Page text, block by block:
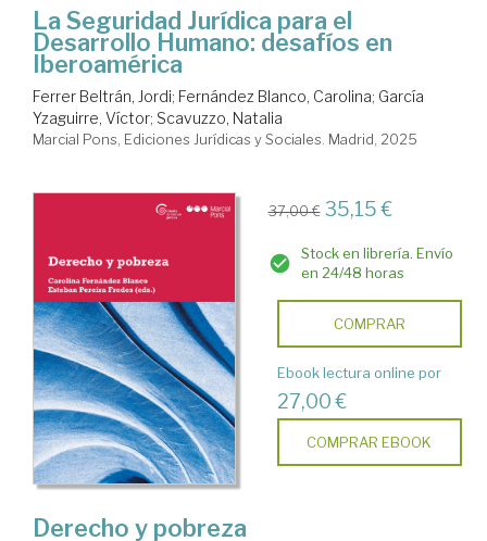
La Seguridad Jurídica para el
Desarrollo Humano: desafíos en
Iberoamérica
Ferrer Beltrán, Jordi; Fernández Blanco, Carolina; García
Yzaguirre, Víctor; Scavuzzo, Natalia
Marcial Pons, Ediciones Jurídicas y Sociales. Madrid, 2025
37,00 € 35,15 €
Stock en librería. Envío
en 24/48 horas
COMPRAR
Ebook lectura online por
27,00 €
COMPRAR EBOOK
Derecho y pobreza